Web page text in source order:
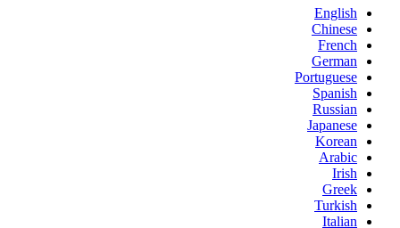
English
Chinese
French
German
Portuguese
Spanish
Russian
Japanese
Korean
Arabic
Irish
Greek
Turkish
Italian